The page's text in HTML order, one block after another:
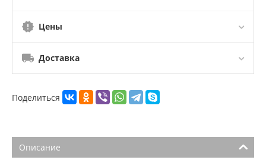
Цены
Доставка
Поделиться
Описание